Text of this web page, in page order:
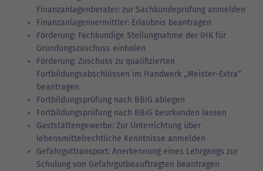
Finanzanlagenberater: zur Sachkundeprüfung anmelden
Finanzanlagenvermittler: Erlaubnis beantragen
Förderung: Fachkundige Stellungnahme der IHK für
Gründungszuschuss einholen
Förderung: Zuschuss zu qualifizierten
Fortbildungsabschlüssen im Handwerk „Meister-Extra“
beantragen
Fortbildungsprüfung nach BBiG ablegen
Fortbildungsprüfung nach BBiG beurkunden lassen
Gaststättengewerbe: Zur Unterrichtung über
lebensmittelrechtliche Kenntnisse anmelden
Gefahrguttransport: Anerkennung eines Lehrgangs zur
Schulung von Gefahrgutbeauftragten beantragen